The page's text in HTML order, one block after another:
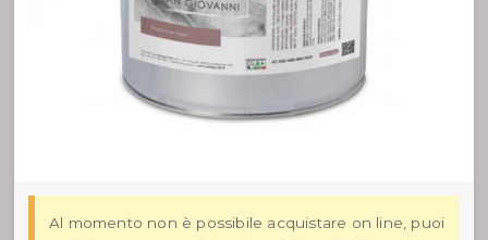
Al momento non è possibile acquistare on line, puoi